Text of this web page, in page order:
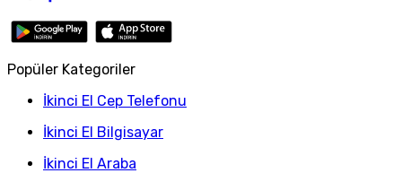
Popüler Kategoriler
İkinci El Cep Telefonu
İkinci El Bilgisayar
İkinci El Araba